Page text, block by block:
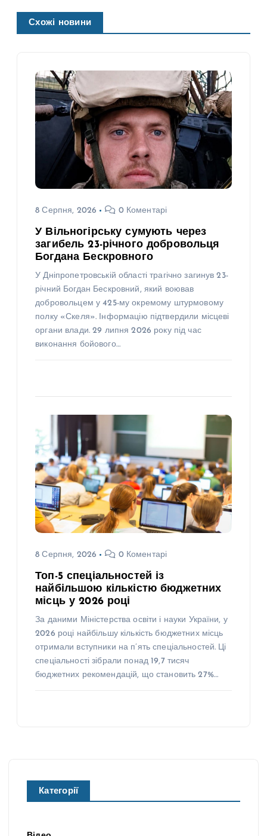
Схожі новини
8 Серпня, 2026 0 Коментарі
У Вільногірську сумують через
загибель 23-річного добровольця
Богдана Бескровного
У Дніпропетровській області трагічно загинув 23-
річний Богдан Бескровний, який воював
добровольцем у 425-му окремому штурмовому
полку «Скеля». Інформацію підтвердили місцеві
органи влади. 29 липня 2026 року під час
виконання бойового…
8 Серпня, 2026 0 Коментарі
Топ-5 спеціальностей із
найбільшою кількістю бюджетних
місць у 2026 році
За даними Міністерства освіти і науки України, у
2026 році найбільшу кількість бюджетних місць
отримали вступники на п’ять спеціальностей. Ці
спеціальності зібрали понад 19,7 тисяч
бюджетних рекомендацій, що становить 27%…
Категорії